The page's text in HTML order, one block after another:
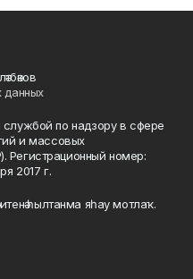
данных
по надзору в сфере
и массовых
номер:
2017 г.
һылтанма яһау мотлаҡ.